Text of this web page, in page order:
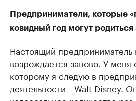
Предприниматели, которые
ковидный год могут родиться
Настоящий предприниматель
возрождается заново. У меня
которому я следую в
деятельности – Walt Disney.